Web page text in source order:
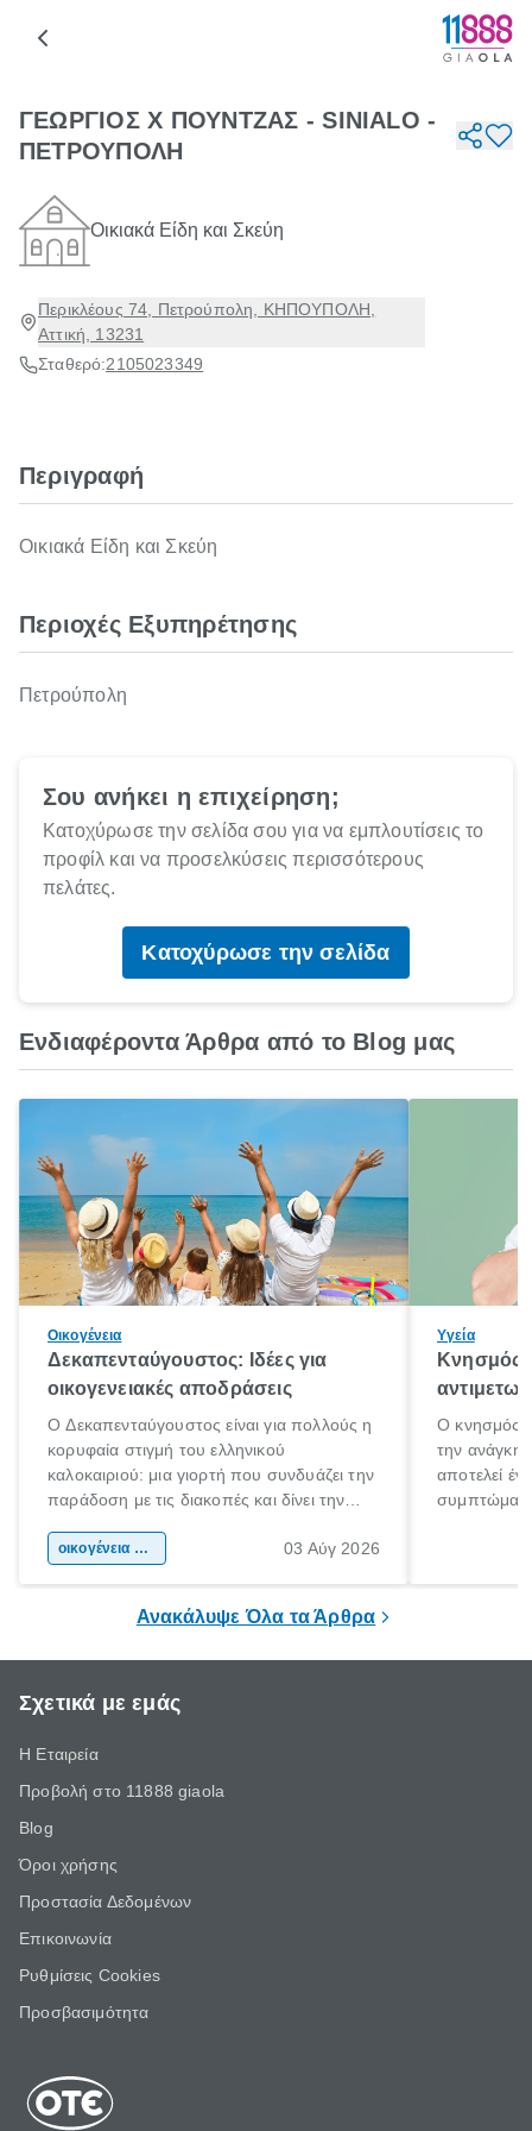
ΓΕΩΡΓΙΟΣ Χ ΠΟΥΝΤΖΑΣ - SINIALO -
ΠΕΤΡΟΥΠΟΛΗ
Οικιακά Είδη και Σκεύη
Περικλέους 74, Πετρούπολη, ΚΗΠΟΥΠΟΛΗ,
Αττική, 13231
Σταθερό:2105023349
Περιγραφή
Οικιακά Είδη και Σκεύη
Περιοχές Εξυπηρέτησης
Πετρούπολη
Σου ανήκει η επιχείρηση;
Κατοχύρωσε την σελίδα σου για να εμπλουτίσεις το
προφίλ και να προσελκύσεις περισσότερους
πελάτες.
Κατοχύρωσε την σελίδα
Ενδιαφέροντα Άρθρα από το Blog μας
Οικογένεια
Δεκαπενταύγουστος: Ιδέες για
οικογενειακές αποδράσεις
Ο Δεκαπενταύγουστος είναι για πολλούς η
κορυφαία στιγμή του ελληνικού
καλοκαιριού: μια γιορτή που συνδυάζει την
παράδοση με τις διακοπές και δίνει την
χώρας. Είτε πρόκειται για λίγες μέρες
οικογένεια & παιδί 03 Αύγ 2026
Υγεία
Κνησμός:
Ο κνησμός
την ανάγκη
αποτελεί
Ανακάλυψε Όλα τα Άρθρα
Σχετικά με εμάς
Η Εταιρεία
Προβολή στο 11888 giaola
Blog
Όροι χρήσης
Προστασία Δεδομένων
Επικοινωνία
Ρυθμίσεις Cookies
Προσβασιμότητα